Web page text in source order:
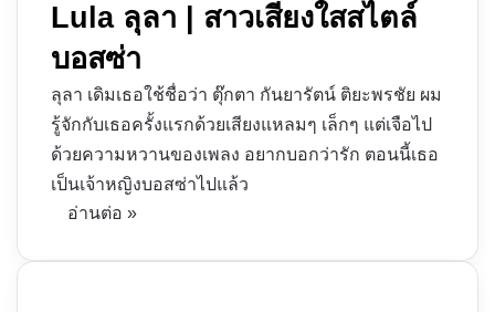
Lula ลุลา | สาวเสียงใสสไตล์
บอสซ่า
ลุลา เดิมเธอใช้ชื่อว่า ตุ๊กตา กันยารัตน์ ติยะพรชัย ผม
รู้จักกับเธอครั้งแรกด้วยเสียงแหลมๆ เล็กๆ แต่เจือไป
ด้วยความหวานของเพลง อยากบอกว่ารัก ตอนนี้เธอ
เป็นเจ้าหญิงบอสซ่าไปแล้ว
อ่านต่อ »